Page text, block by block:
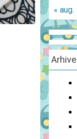
« aug.
Arhive